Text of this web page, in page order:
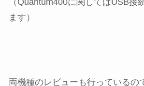
ます）
両機種のレビューも行っているの